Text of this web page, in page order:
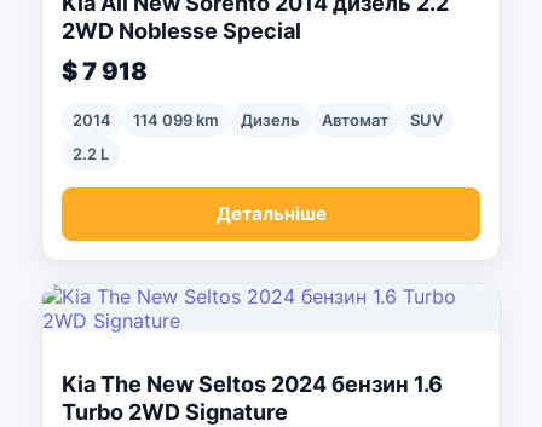
2WD Noblesse Special
$ 7 918
2014 114 099 km Дизель Автомат
SUV
2.2 L
Детальніше
Kia The New Seltos 2024 бензин 1.6
Turbo 2WD Signature